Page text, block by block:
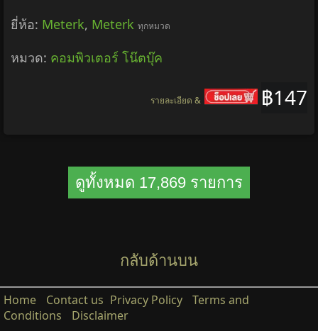
ยี่ห้อ: Meterk, Meterk ทุกหมวด
หมวด: คอมพิวเตอร์ โน๊ตบุ๊ค
฿147
รายละเอียด &
ดูทั้งหมด 17,869 รายการ
กลับด้านบน
Home Contact us Privacy Policy
Terms and
Conditions
Disclaimer